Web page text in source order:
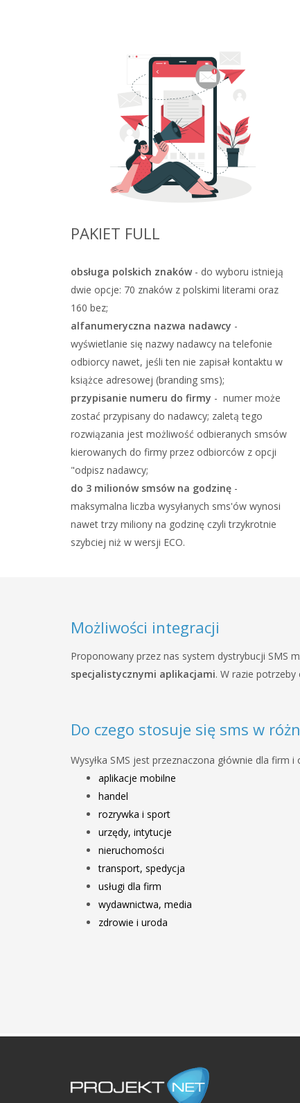
PAKIET FULL
obsługa polskich znaków - do wyboru istnieją
dwie opcje: 70 znaków z polskimi literami oraz
160 bez;
alfanumeryczna nazwa nadawcy -
wyświetlanie się nazwy nadawcy na telefonie
odbiorcy nawet, jeśli ten nie zapisał kontaktu w
książce adresowej (branding sms);
przypisanie numeru do firmy - numer może
zostać przypisany do nadawcy; zaletą tego
rozwiązania jest możliwość odbieranych smsów
kierowanych do firmy przez odbiorców z opcji
"odpisz nadawcy;
do 3 milionów smsów na godzinę -
maksymalna liczba wysyłanych sms'ów wynosi
nawet trzy miliony na godzinę czyli trzykrotnie
szybciej niż w wersji ECO.
Możliwości integracji
Proponowany przez nas system dystrybucji SMS
specjalistycznymi aplikacjami. W razie
Do czego stosuje się sms w
Wysyłka SMS jest przeznaczona głównie dla
aplikacje mobilne
handel
rozrywka i sport
urzędy, intytucje
nieruchomości
transport, spedycja
usługi dla firm
wydawnictwa, media
zdrowie i uroda